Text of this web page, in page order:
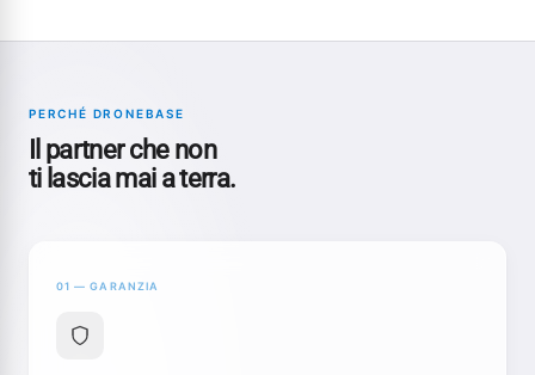
PERCHÉ DRONEBASE
Il partner che non
ti lascia mai a terra.
01 — GARANZIA